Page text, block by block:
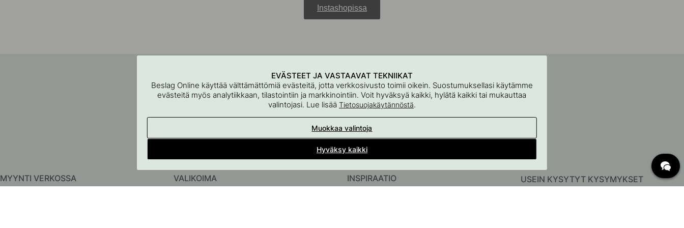
Instashopissa
Sisustusyksityiskohtia kodin kaikkiin tiloihin
Osa Beslag Design AB:ta
MYYNTI VERKOSSA VALIKOIMA INSPIRAATIO USEIN KYSYTYT KYSYMYKSET
EVÄSTEET JA VASTAAVAT TEKNIIKAT
Beslag Online käyttää välttämättömiä evästeitä, jotta verkkosivusto toimii oikein. Suostumuksellasi käytämme
evästeitä myös analytiikkaan, tilastointiin ja markkinointiin. Voit hyväksyä kaikki, hylätä kaikki tai mukauttaa
valintojasi. Lue lisää Tietosuojakäytännöstä.
Muokkaa valintoja
Hyväksy kaikki